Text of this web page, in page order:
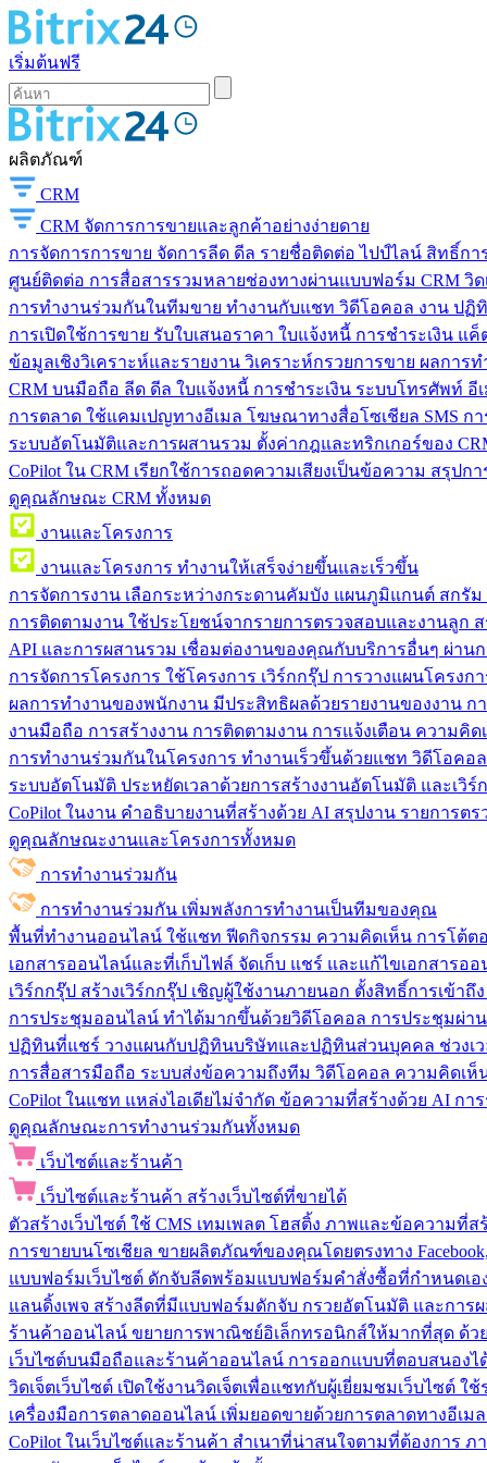
เริ่มต้นฟรี
ผลิตภัณฑ์
CRM
CRM จัดการการขายและลูกค้าอย่างง่ายดาย
การจัดการการขาย จัดการลีด ดีล รายชื่อติดต่อ ไปป์ไลน์ สิทธิ์กา
ศูนย์ติดต่อ การสื่อสารรวมหลายช่องทางผ่านแบบฟอร์ม CRM วิด
การทำงานร่วมกันในทีมขาย ทำงานกับแชท วิดีโอคอล งาน ปฏิ
การเปิดใช้การขาย รับใบเสนอราคา ใบแจ้งหนี้ การชำระเงิน แ
ข้อมูลเชิงวิเคราะห์และรายงาน วิเคราะห์กรวยการขาย ผลการ
CRM บนมือถือ ลีด ดีล ใบแจ้งหนี้ การชำระเงิน ระบบโทรศัพท์
การตลาด ใช้แคมเปญทางอีเมล โฆษณาทางสื่อโซเชียล SMS ก
ระบบอัตโนมัติและการผสานรวม ตั้งค่ากฎและทริกเกอร์ของ
CoPilot ใน CRM เรียกใช้การถอดความเสียงเป็นข้อความ สรุป
ดูคุณลักษณะ CRM ทั้งหมด
งานและโครงการ
งานและโครงการ ทำงานให้เสร็จง่ายขึ้นและเร็วขึ้น
การจัดการงาน เลือกระหว่างกระดานคัมบัง แผนภูมิแกนต์ สกรัม
การติดตามงาน ใช้ประโยชน์จากรายการตรวจสอบและงานลูก
API และการผสานรวม เชื่อมต่องานของคุณกับบริการอื่นๆ ผ่าน
การจัดการโครงการ ใช้โครงการ เวิร์กกรุ๊ป การวางแผนโครงก
ผลการทำงานของพนักงาน มีประสิทธิผลด้วยรายงานของงาน
งานมือถือ การสร้างงาน การติดตามงาน การแจ้งเตือน ความคิ
การทำงานร่วมกันในโครงการ ทํางานเร็วขึ้นด้วยแชท วิดีโอคอ
ระบบอัตโนมัติ ประหยัดเวลาด้วยการสร้างงานอัตโนมัติ และเวิ
CoPilot ในงาน คำอธิบายงานที่สร้างด้วย AI สรุปงาน รายการต
ดูคุณลักษณะงานและโครงการทั้งหมด
การทำงานร่วมกัน
การทำงานร่วมกัน เพิ่มพลังการทำงานเป็นทีมของคุณ
พื้นที่ทำงานออนไลน์ ใช้แชท ฟีดกิจกรรม ความคิดเห็น การโต้ต
เอกสารออนไลน์และที่เก็บไฟล์ จัดเก็บ แชร์ และแก้ไขเอกสารอ
เวิร์กกรุ๊ป สร้างเวิร์กกรุ๊ป เชิญผู้ใช้งานภายนอก ตั้งสิทธิ์การเข้าถึ
การประชุมออนไลน์ ทำได้มากขึ้นด้วยวิดีโอคอล การประชุมผ่า
ปฏิทินที่แชร์ วางแผนกับปฏิทินบริษัทและปฏิทินส่วนบุคคล ช่วงเ
การสื่อสารมือถือ ระบบส่งข้อความถึงทีม วิดีโอคอล ความคิดเห็
CoPilot ในแชท แหล่งไอเดียไม่จำกัด ข้อความที่สร้างด้วย AI กา
ดูคุณลักษณะการทำงานร่วมกันทั้งหมด
เว็บไซต์และร้านค้า
เว็บไซต์และร้านค้า สร้างเว็บไซต์ที่ขายได้
ตัวสร้างเว็บไซต์ ใช้ CMS เทมเพลต โฮสติ้ง ภาพและข้อความที่ส
การขายบนโซเชียล ขายผลิตภัณฑ์ของคุณโดยตรงทาง Facebook,
แบบฟอร์มเว็บไซต์ ดักจับลีดพร้อมแบบฟอร์มคำสั่งซื้อที่กำหนดเ
แลนดิ้งเพจ สร้างลีดที่มีแบบฟอร์มดักจับ กรวยอัตโนมัติ และการผ
ร้านค้าออนไลน์ ขยายการพาณิชย์อิเล็กทรอนิกส์ให้มากที่สุด ด้ว
เว็บไซต์บนมือถือและร้านค้าออนไลน์ การออกแบบที่ตอบสนองไ
วิดเจ็ตเว็บไซต์ เปิดใช้งานวิดเจ็ตเพื่อแชทกับผู้เยี่ยมชมเว็บไซต์
เครื่องมือการตลาดออนไลน์ เพิ่มยอดขายด้วยการตลาดทางอีเม
CoPilot ในเว็บไซต์และร้านค้า สำเนาที่น่าสนใจตามที่ต้องการ ภ